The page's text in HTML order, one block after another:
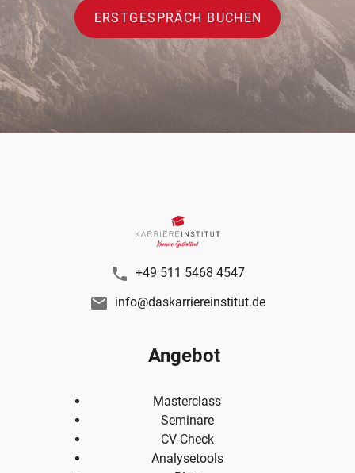
ERSTGESPRÄCH BUCHEN
+49 511 5468 4547
info@daskarriereinstitut.de
Angebot
Masterclass
Seminare
CV-Check
Analysetools